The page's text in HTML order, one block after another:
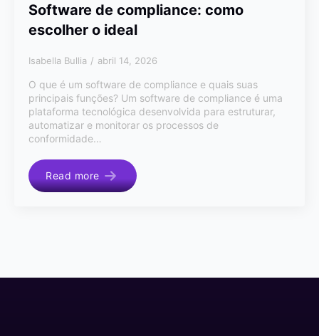
Software de compliance: como
escolher o ideal
Isabella Bullia abril 14, 2026
O que é um software de compliance e quais suas
principais funções? Um software de compliance é uma
plataforma tecnológica desenvolvida para estruturar,
automatizar e monitorar os processos de
conformidade…
Read more